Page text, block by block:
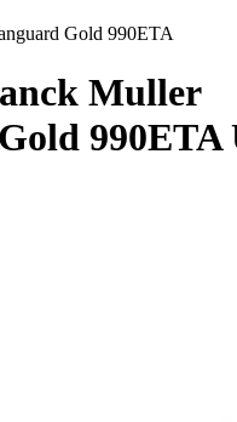
Gold 990ETA
Muller
990ETA